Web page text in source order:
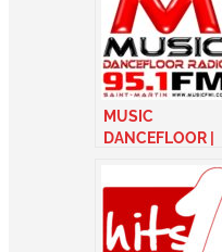
MUSIC
DANCEFLOOR |
Martin / St Barth